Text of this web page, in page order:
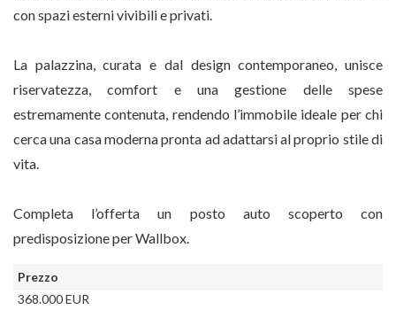
con spazi esterni vivibili e privati.
La palazzina, curata e dal design contemporaneo, unisce
riservatezza, comfort e una gestione delle spese
estremamente contenuta, rendendo l’immobile ideale per chi
cerca una casa moderna pronta ad adattarsi al proprio stile di
vita.
Completa l’offerta un posto auto scoperto con
predisposizione per Wallbox.
Prezzo
368.000 EUR